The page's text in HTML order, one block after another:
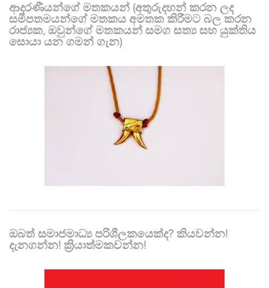
ආදරණීයන්ගේ මතකයන් (අතුරුදහන් කරන ලද
සමීපතමයන්ගේ මතකය අමතක කිරීමට බල කරන
රාජ්‍යක, ඔවුන්ගේ මතකයන් සමග සත්‍ය සහ යුක්තිය
සොයා යන ගමන් ගැන)
ඔබත් සමාජමාධ්‍ය පරිශීලකයෙක්ද? කියවන්න!
දැනගන්න! ක්‍රියාත්මකවන්න!